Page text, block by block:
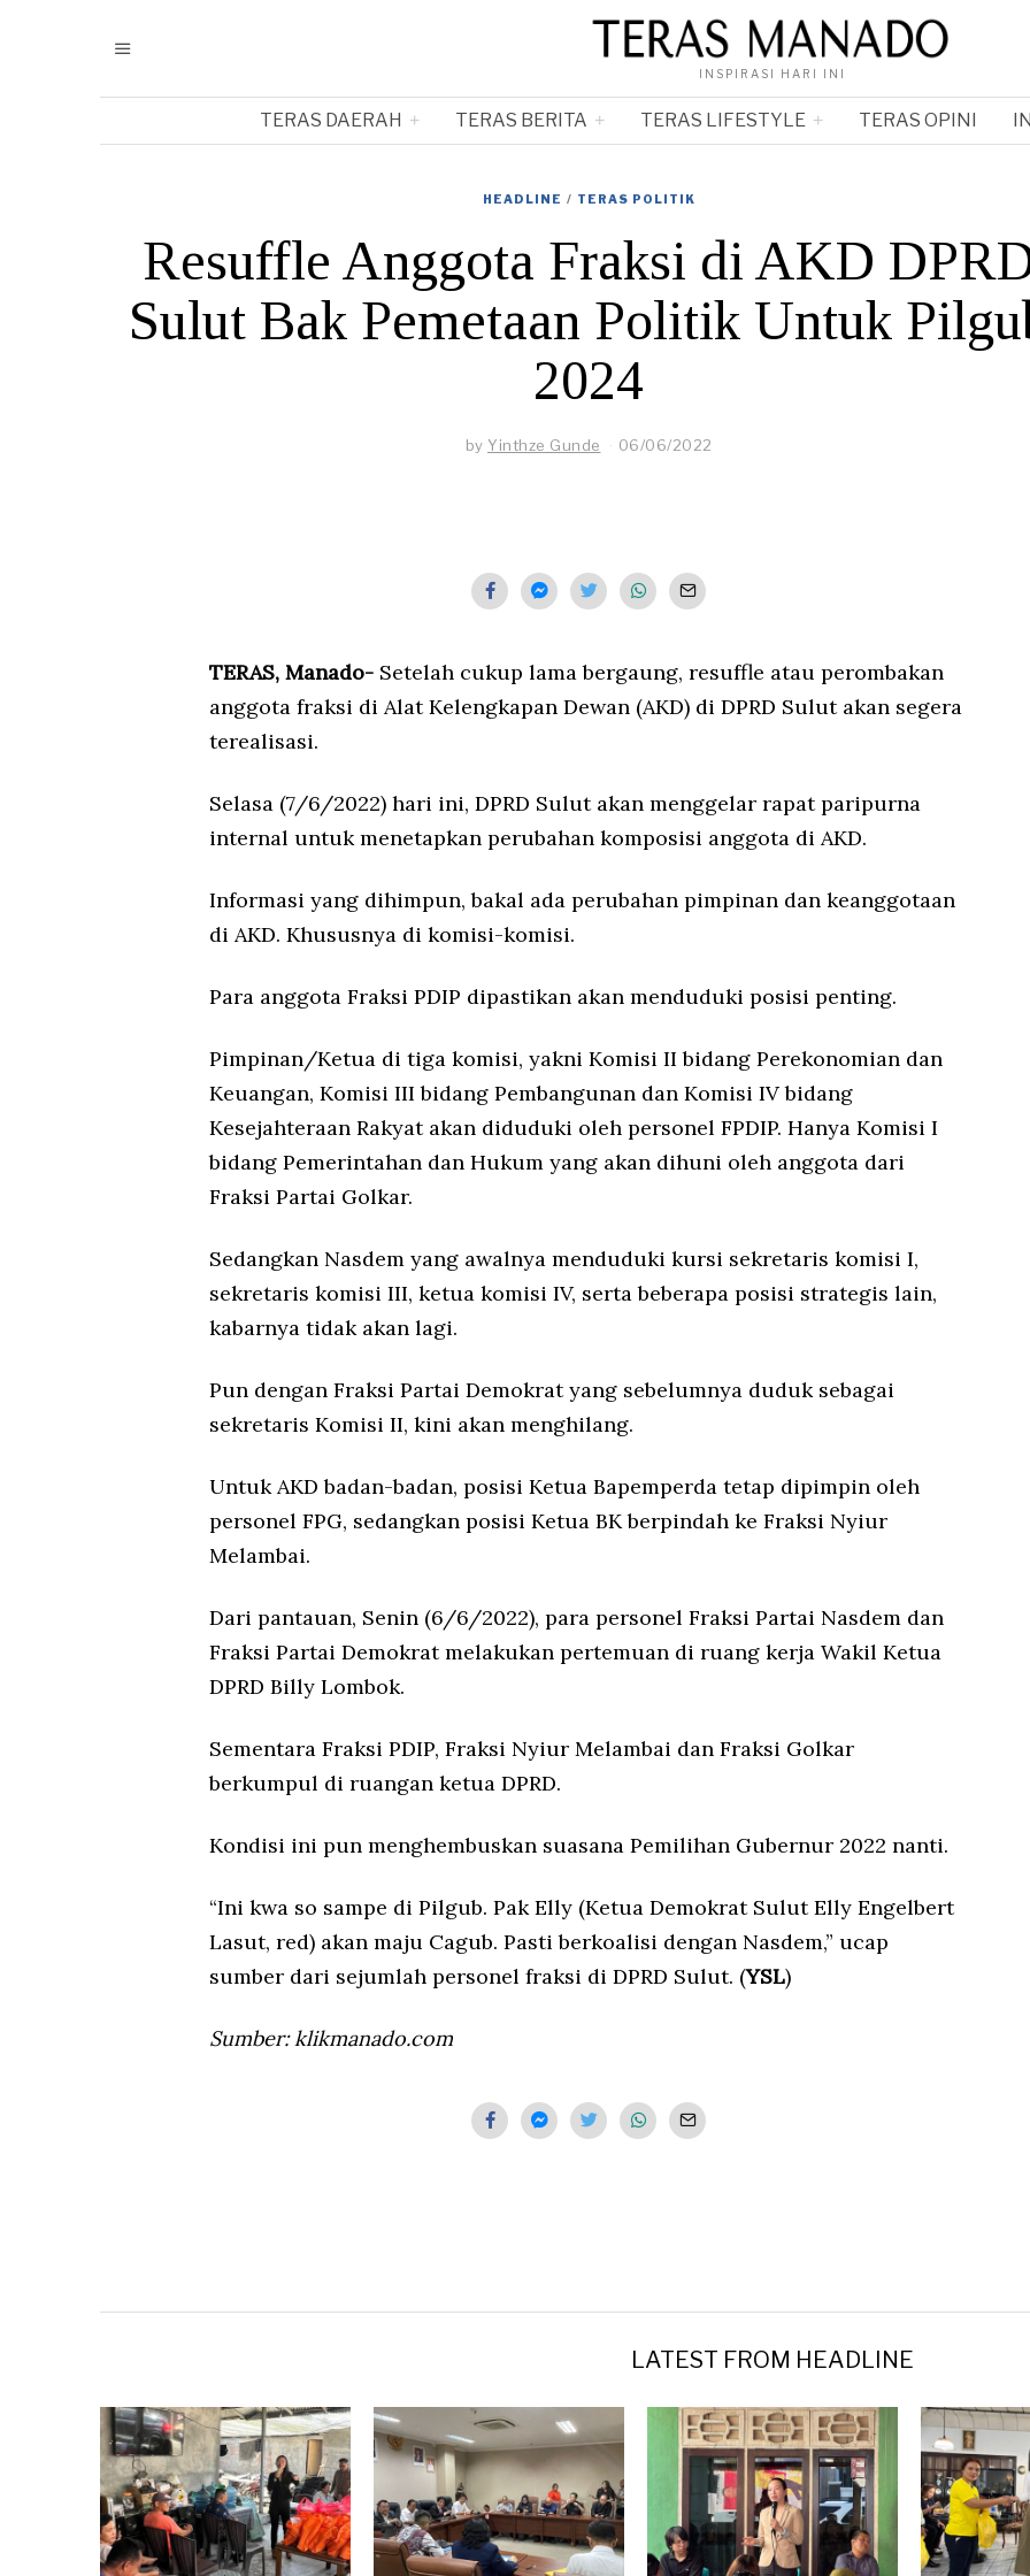
INSPIRASI HARI INI
TERAS DAERAH TERAS BERITA TERAS LIFESTYLE TERAS OPINI
HEADLINE / TERAS POLITIK
Resuffle Anggota Fraksi di AKD
Sulut Bak Pemetaan Politik Untuk
2024
by Yinthze Gunde 06/06/2022
TERAS, Manado- Setelah cukup lama bergaung, resuffle atau perombakan
anggota fraksi di Alat Kelengkapan Dewan (AKD) di DPRD Sulut akan segera
terealisasi.
Selasa (7/6/2022) hari ini, DPRD Sulut akan menggelar rapat paripurna
internal untuk menetapkan perubahan komposisi anggota di AKD.
Informasi yang dihimpun, bakal ada perubahan pimpinan dan keanggotaan
di AKD. Khususnya di komisi-komisi.
Para anggota Fraksi PDIP dipastikan akan menduduki posisi penting.
Pimpinan/Ketua di tiga komisi, yakni Komisi II bidang Perekonomian dan
Keuangan, Komisi III bidang Pembangunan dan Komisi IV bidang
Kesejahteraan Rakyat akan diduduki oleh personel FPDIP. Hanya Komisi I
bidang Pemerintahan dan Hukum yang akan dihuni oleh anggota dari
Fraksi Partai Golkar.
Sedangkan Nasdem yang awalnya menduduki kursi sekretaris komisi I,
sekretaris komisi III, ketua komisi IV, serta beberapa posisi strategis lain,
kabarnya tidak akan lagi.
Pun dengan Fraksi Partai Demokrat yang sebelumnya duduk sebagai
sekretaris Komisi II, kini akan menghilang.
Untuk AKD badan-badan, posisi Ketua Bapemperda tetap dipimpin oleh
personel FPG, sedangkan posisi Ketua BK berpindah ke Fraksi Nyiur
Melambai.
Dari pantauan, Senin (6/6/2022), para personel Fraksi Partai Nasdem dan
Fraksi Partai Demokrat melakukan pertemuan di ruang kerja Wakil Ketua
DPRD Billy Lombok.
Sementara Fraksi PDIP, Fraksi Nyiur Melambai dan Fraksi Golkar
berkumpul di ruangan ketua DPRD.
Kondisi ini pun menghembuskan suasana Pemilihan Gubernur 2022 nanti.
“Ini kwa so sampe di Pilgub. Pak Elly (Ketua Demokrat Sulut Elly Engelbert
Lasut, red) akan maju Cagub. Pasti berkoalisi dengan Nasdem,” ucap
sumber dari sejumlah personel fraksi di DPRD Sulut. (YSL)
Sumber: klikmanado.com
LATEST FROM HEADLINE